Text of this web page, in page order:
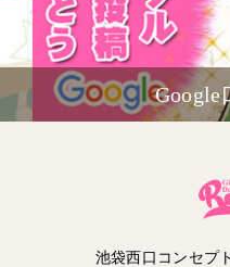
Google
池袋西口コンセプ